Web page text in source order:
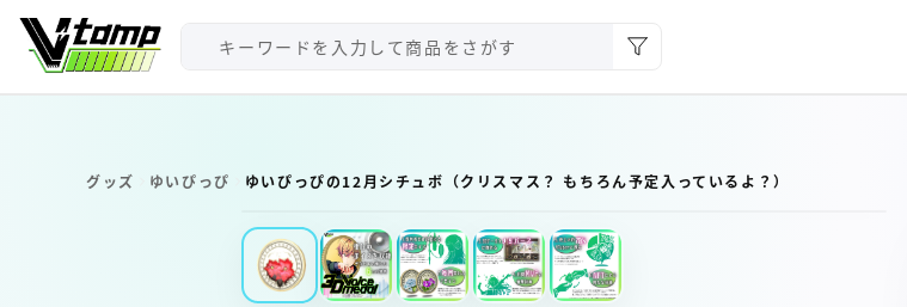
V-tamp（ブイタンプ）
グッズ ゆいぴっぴ ゆいぴっぴの12月シチュボ（クリスマス？ もちろん予定入っているよ？）
期間限定